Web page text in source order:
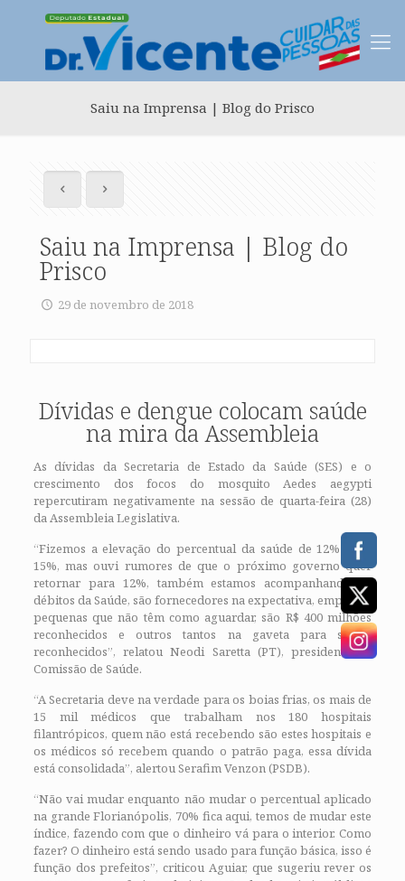
Saiu na Imprensa | Blog do Prisco
Saiu na Imprensa | Blog do
Prisco
29 de novembro de 2018
Dívidas e dengue colocam saúde
na mira da Assembleia
As dívidas da Secretaria de Estado da Saúde (SES) e o
crescimento dos focos do mosquito Aedes aegypti
repercutiram negativamente na sessão de quarta-feira (28)
da Assembleia Legislativa.
“Fizemos a elevação do percentual da saúde de 12% para
15%, mas ouvi rumores de que o próximo governo quer
retornar para 12%, também estamos acompanhando os
débitos da Saúde, são fornecedores na expectativa, empresas
pequenas que não têm como aguardar, são R$ 400 milhões
reconhecidos e outros tantos na gaveta para serem
reconhecidos”, relatou Neodi Saretta (PT), presidente da
Comissão de Saúde.
“A Secretaria deve na verdade para os boias frias, os mais de
15 mil médicos que trabalham nos 180 hospitais
filantrópicos, quem não está recebendo são estes hospitais e
os médicos só recebem quando o patrão paga, essa dívida
está consolidada”, alertou Serafim Venzon (PSDB).
“Não vai mudar enquanto não mudar o percentual aplicado
na grande Florianópolis, 70% fica aqui, temos de mudar este
índice, fazendo com que o dinheiro vá para o interior. Como
fazer? O dinheiro está sendo usado para função básica, isso é
função dos prefeitos”, criticou Aguiar, que sugeriu rever os